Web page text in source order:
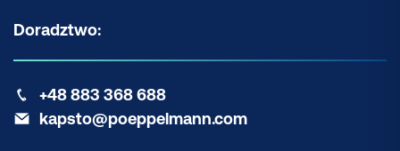
Doradztwo:
+48 883 368 688
kapsto@poeppelmann.com